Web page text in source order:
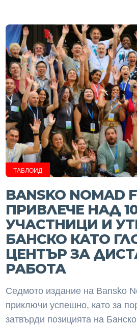
ТАБЛОИД
BANSKO NOMAD
ПРИВЛЕЧЕ НАД
УЧАСТНИЦИ И
БАНСКО КАТО
ЦЕНТЪР ЗА
РАБОТА
Седмото издание на Bansko
приключи успешно, като за
затвърди позицията на